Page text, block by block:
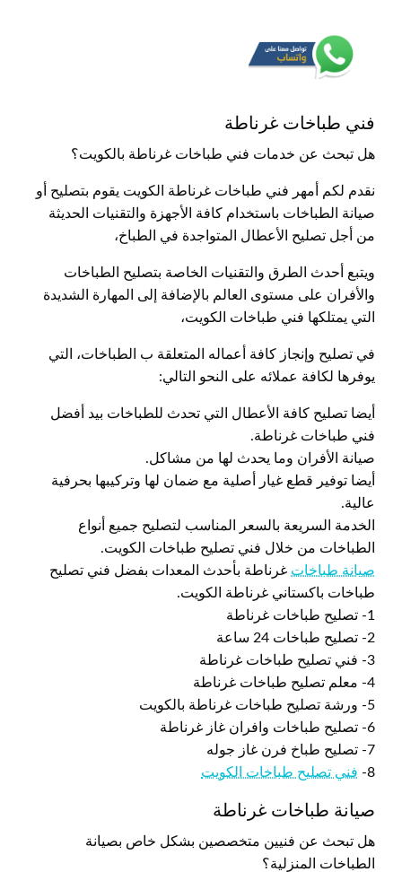
فني طباخات غرناطة
هل تبحث عن خدمات فني طباخات غرناطة بالكويت؟
نقدم لكم أمهر فني طباخات غرناطة الكويت يقوم بتصليح أو
صيانة الطباخات باستخدام كافة الأجهزة والتقنيات الحديثة
من أجل تصليح الأعطال المتواجدة في الطباخ،
ويتبع أحدث الطرق والتقنيات الخاصة بتصليح الطباخات
والأفران على مستوى العالم بالإضافة إلى المهارة الشديدة
التي يمتلكها فني طباخات الكويت،
في تصليح وإنجاز كافة أعماله المتعلقة ب الطباخات، التي
يوفرها لكافة عملائه على النحو التالي:
أيضا تصليح كافة الأعطال التي تحدث للطباخات بيد أفضل
فني طباخات غرناطة.
صيانة الأفران وما يحدث لها من مشاكل.
أيضا توفير قطع غيار أصلية مع ضمان لها وتركيبها بحرفية
عالية.
الخدمة السريعة بالسعر المناسب لتصليح جميع أنواع
الطباخات من خلال فني تصليح طباخات الكويت.
صيانة طباخات غرناطة بأحدث المعدات بفضل فني تصليح
طباخات باكستاني غرناطة الكويت.
1- تصليح طباخات غرناطة
2- تصليح طباخات 24 ساعة
3- فني تصليح طباخات غرناطة
4- معلم تصليح طباخات غرناطة
5- ورشة تصليح طباخات غرناطة بالكويت
6- تصليح طباخات وافران غاز غرناطة
7- تصليح طباخ فرن غاز جوله
8-
فني تصليح طباخات الكويت
صيانة طباخات غرناطة
هل تبحث عن فنيين متخصصين بشكل خاص بصيانة
الطباخات المنزلية؟